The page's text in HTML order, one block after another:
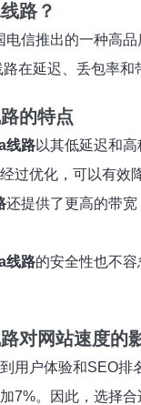
路？
电信推出的一种高
在延迟、丢包率和
的特点
线路以其低延迟和
过优化，可以有效
还提供了更高的带
线路的安全性也不
对网站速度的
用户体验和SEO排
7%。因此，选择